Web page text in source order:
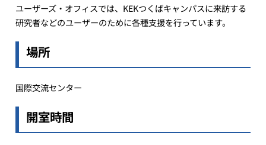
ユーザーズ・オフィスでは、KEKつくばキャンパスに来訪する
研究者などのユーザーのために各種支援を行っています。
場所
国際交流センター
開室時間